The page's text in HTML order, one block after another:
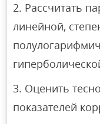
Рассчитать
линейной,
Оценить
показателей